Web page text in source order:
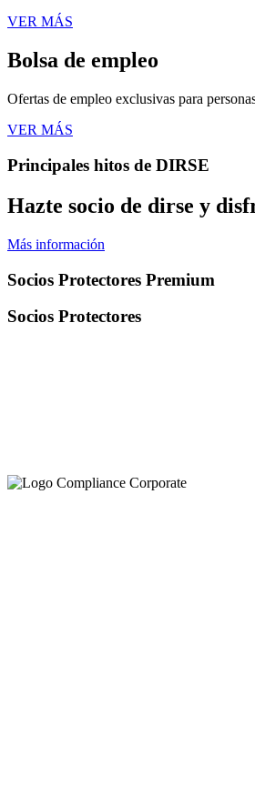
VER MÁS
Bolsa de empleo
Ofertas de empleo exclusivas para
VER MÁS
Principales hitos de DIRSE
Hazte socio de dirse y
Más información
Socios Protectores Premium
Socios Protectores